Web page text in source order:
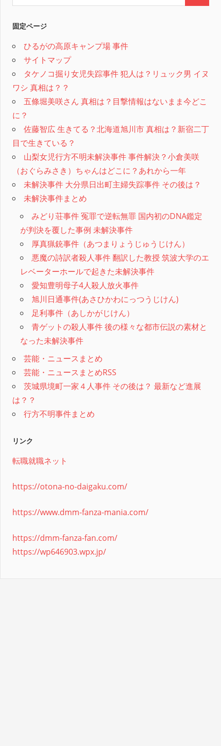
固定ページ
ひるがの高原キャンプ場 事件
サイトマップ
タケノコ掘り女児失踪事件 犯人は？リュック男 イヌ
ワシ 真相は？？
五條堀美咲さん 真相は？目撃情報はないまま今どこ
に？
佐藤智広 生きてる？北海道旭川市 真相は？新宿二丁
目で生きている？
山梨女児行方不明未解決事件 事件解決？小倉美咲
（おぐらみさき）ちゃんはどこに？あれから一年
未解決事件 大分県日出町主婦失踪事件 その後は？
未解決事件まとめ
みどり荘事件 冤罪で逆転無罪 国内初のDNA鑑定
が判決を覆した事例 未解決事件
厚真猟銃事件（あつまりょうじゅうじけん）
悪魔の詩訳者殺人事件 翻訳した教授 筑波大学のエ
レベーターホールで起きた未解決事件
愛知豊明母子4人殺人放火事件
旭川日通事件(あさひかわにっつうじけん)
足利事件（あしかがじけん）
青ゲットの殺人事件 後の様々な都市伝説の素材と
なった未解決事件
芸能・ニュースまとめ
芸能・ニュースまとめRSS
茨城県境町一家４人事件 その後は？ 最新など進展
は？？
行方不明事件まとめ
リンク
転職就職ネット
https://otona-no-daigaku.com/
https://www.dmm-fanza-mania.com/
https://dmm-fanza-fan.com/
https://wp646903.wpx.jp/